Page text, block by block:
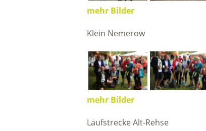
mehr Bilder
Klein Nemerow
mehr Bilder
Laufstrecke Alt-Rehse